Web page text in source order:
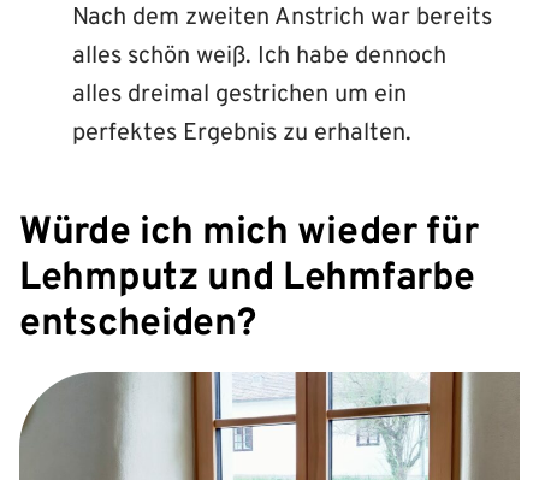
Nach dem zweiten Anstrich war bereits
alles schön weiß. Ich habe dennoch
alles dreimal gestrichen um ein
perfektes Ergebnis zu erhalten.
Würde ich mich wieder für
Lehmputz und Lehmfarbe
entscheiden?